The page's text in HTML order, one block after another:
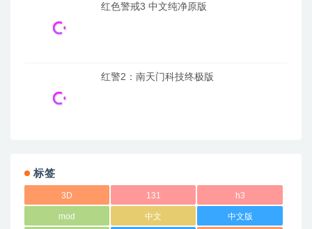
红色警戒3 中文纯净原版
红警2：南天门科技终极版
标签
3D 131 h3
mod 中文 中文版